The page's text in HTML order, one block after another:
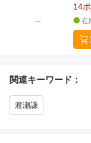
14
在
関連キーワード：
渡瀬謙